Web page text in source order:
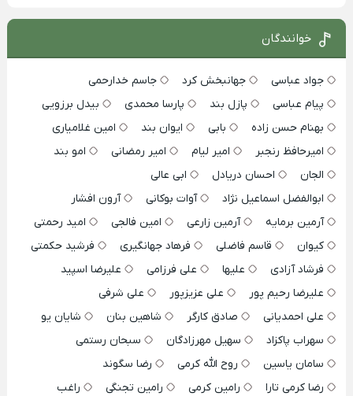
خوانندگان
جواد عباسی جهانبخش کرد
جاسم خدارحمی
پیام عباسی
پازل بند پارسا محمدی
بیدل برزویی
بهنام حسن زاده
بابی ایوان بند
امین غلامیاری
امیرحافظ رنجبر
امیر لیام امیر رمضانی
امو بند
الجان
احسان دریادل
ابی عالی
ابوالفضل اسماعیل نژاد
آوات بوکانی
آرون افشار
آرمین برمایه
آرمین زارعی امین فالجی
امید رحمتی
کیوان
قاسم فاضلی فرهاد جهانگیری
فرشید حکمتی
فرشاد آزادی
علیها علی فرزامی
علیرضا اسپید
علیرضا رحیم پور
علی عزیزپور
علی شرفی
علی احمدیانی
صادق کارگر شاهین بنان
شایان یو
سهراب پاکزاد
سهیل مهرزادگان
سبحان رستمی
سامان یاسین
روح الله کرمی
رضا سگوند
رضا کرمی تارا
رامین کرمی رامین تجنگی
راغب